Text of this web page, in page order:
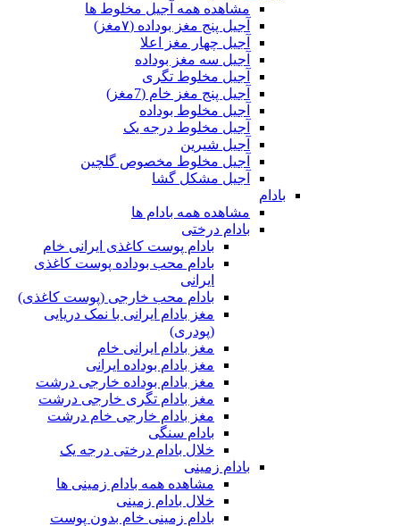
مشاهده همه آجیل مخلوط ها
آجیل پنج مغز بوداده (۷مغز)
آجیل چهار مغز اعلا
آجیل سه مغز بوداده
آجیل مخلوط تگری
آجیل پنج مغز خام (7مغز)
آجیل مخلوط بوداده
آجیل مخلوط درجه یک
آجیل شیرین
آجیل مخلوط مخصوص گلچین
آجیل مشکل گشا
بادام
مشاهده همه بادام ها
بادام درختی
بادام پوست کاغذی ایرانی خام
بادام محب بوداده پوست کاغذی
ایرانی
بادام محب خارجی (پوست کاغذی)
مغز بادام ایرانی با نمک دریایی
(پودری)
مغز بادام ایرانی خام
مغز بادام بوداده ایرانی
مغز بادام بوداده خارجی درشت
مغز بادام تگری خارجی درشت
مغز بادام خارجی خام درشت
بادام سنگی
خلال بادام درختی درجه یک
بادام زمینی
مشاهده همه بادام زمینی ها
خلال بادام زمینی
بادام زمینی خام بدون پوست